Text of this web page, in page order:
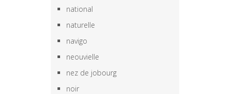
national
naturelle
navigo
neouvielle
nez de jobourg
noir